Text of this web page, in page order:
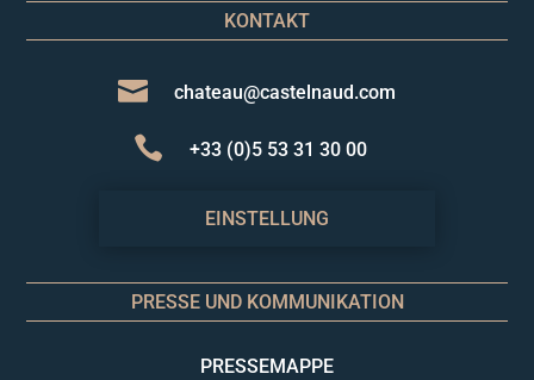
KONTAKT
 chateau@castelnaud.com
 +33 (0)5 53 31 30 00
EINSTELLUNG
PRESSE UND KOMMUNIKATION
PRESSEMAPPE